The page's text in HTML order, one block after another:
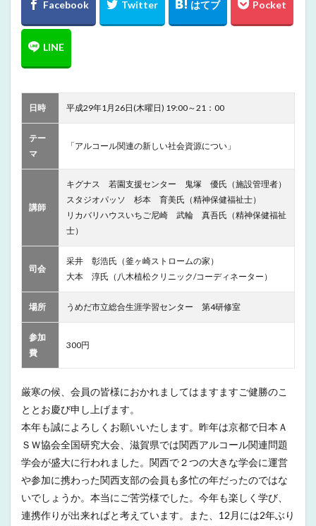
日時 平成29年1月26日(木曜日) 19:00～21：00
テー
マ
「アルコール関連の新しい社会資源につい」
講師
キグナス 若園支援センター 鬼塚 優氏（施設管理者）
スタジオパッソ 杉本 育美氏（精神保健福祉士）
リカバリハウスいちご尼崎 武輪 真吾氏（精神保健福祉
士）
司会
采井 彰浩氏（釜ヶ崎ストロームの家）
大本 淳氏（八木植松クリニック/コーディネーター）
場所 うめだ市立総合生涯学習センター 第4研修室
参加
費
300円
厳寒の候、会員の皆様におかれましてはますますご健勝のこ
ととお慶び申し上げます。
本年も誠によろしくお願いいたします。昨年は京都で日本Ａ
ＳＷ協会全国研究大会、滋賀県では関西アルコール関連問題
学会が盛大に行われました。関西で２つの大きな学会に運営
や参加に携わった関西支部の会員も多忙の年だったのではな
いでしょうか。本当にご苦労様でした。今年も楽しく学び、
連携作りが出来ればと考えています。また、12月には2年ぶり